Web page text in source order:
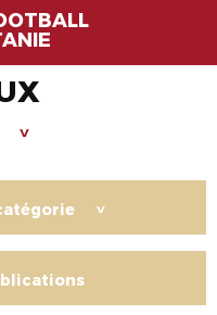
>
>